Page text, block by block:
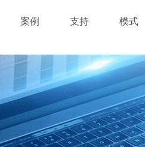
案例 支持 模式